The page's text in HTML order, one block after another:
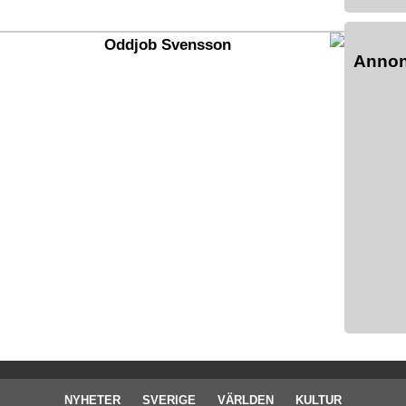
Oddjob Svensson
NYHETER SVERIGE VÄRLDEN KULTUR